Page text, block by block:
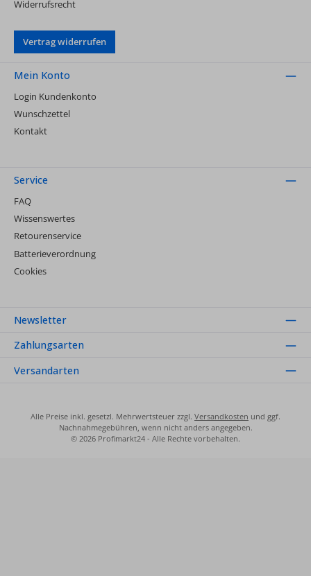
Widerrufsrecht
Vertrag widerrufen
Mein Konto
Login Kundenkonto
Wunschzettel
Kontakt
Service
FAQ
Wissenswertes
Retourenservice
Batterieverordnung
Cookies
Newsletter
Zahlungsarten
Versandarten
Alle Preise inkl. gesetzl. Mehrwertsteuer zzgl. Versandkosten und ggf.
Nachnahmegebühren, wenn nicht anders angegeben.
© 2026 Profimarkt24 - Alle Rechte vorbehalten.